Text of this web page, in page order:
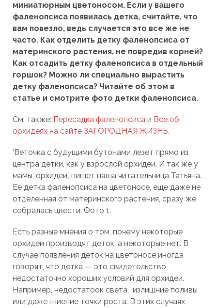
миниатюрным цветоносом. Если у вашего
фаленопсиса появилась детка, считайте, что
вам повезло, ведь случается это все же не
часто. Как отделить детку фаленопсиса от
материнского растения, не повредив корней?
Как отсадить детку фаленопсиса в отдельный
горшок? Можно ли специально вырастить
детку фаленопсиса? Читайте об этом в
статье и смотрите фото детки фаленопсиса.
См. также: Пересадка фаленопсиса и Все об
орхидеях на сайте ЗАГОРОДНАЯ ЖИЗНЬ.
‘Веточка с будущими бутонами лезет прямо из
центра детки, как у взрослой орхидеи. И так же у
мамы-орхидеи’, пишет наша читательница Татьяна.
Ее детка фаленопсиса на цветоносе, еще даже не
отделенная от материнского растения, сразу же
собралась цвести. Фото 1.
Есть разные мнения о том, почему некоторые
орхидеи производят деток, а некоторые нет. В
случае появления деток на цветоносе иногда
говорят, что детка — это свидетельство
недостаточно хороших условий для орхидеи.
Например, недостатоок света, излишние поливы
или даже гниение точки роста. В этих случаях